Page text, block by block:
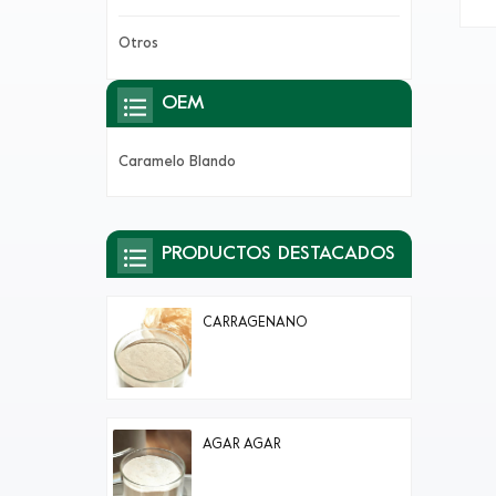
Otros
OEM
Caramelo Blando
PRODUCTOS DESTACADOS
CARRAGENANO
AGAR AGAR